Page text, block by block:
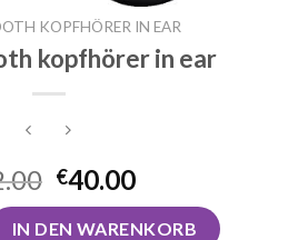
KOPFHÖRER IN EAR
kopfhörer in ear
€40.00
in ear Menge
IN DEN WARENKORB